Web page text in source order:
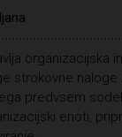
organizacijska
strokovne
predvsem
enoti,